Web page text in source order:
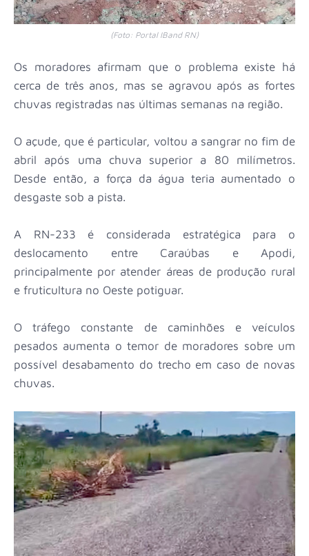
(Foto: Portal IBand RN)
Os moradores afirmam que o problema existe há
cerca de três anos, mas se agravou após as fortes
chuvas registradas nas últimas semanas na região.
O açude, que é particular, voltou a sangrar no fim de
abril após uma chuva superior a 80 milímetros.
Desde então, a força da água teria aumentado o
desgaste sob a pista.
A RN-233 é considerada estratégica para o
deslocamento entre Caraúbas e Apodi,
principalmente por atender áreas de produção rural
e fruticultura no Oeste potiguar.
O tráfego constante de caminhões e veículos
pesados aumenta o temor de moradores sobre um
possível desabamento do trecho em caso de novas
chuvas.